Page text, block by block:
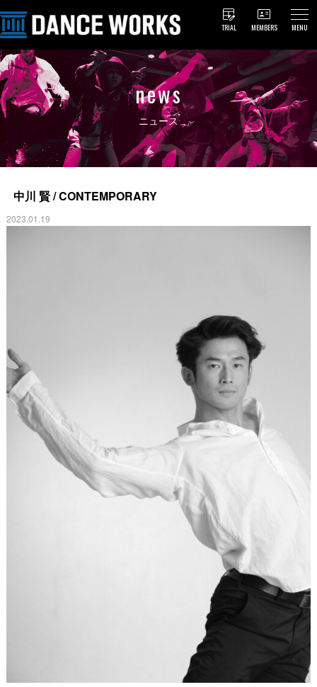
TRIAL MEMBERS MENU
news
ニュース
中川 賢 / CONTEMPORARY
2023.01.19